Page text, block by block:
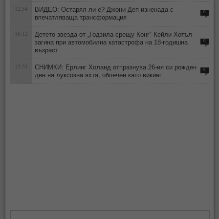
12:54
ВИДЕО: Остарял ли е? Джони Деп изненада с
впечатляваща трансформация
0
16:12
Детето звезда от „Годзила срещу Конг“ Кейли Хотъл
загина при автомобилна катастрофа на 18-годишна
възраст
0
15:31
СНИМКИ: Ерлинг Холанд отпразнува 26-ия си рожден
ден на луксозна яхта, облечен като викинг
0